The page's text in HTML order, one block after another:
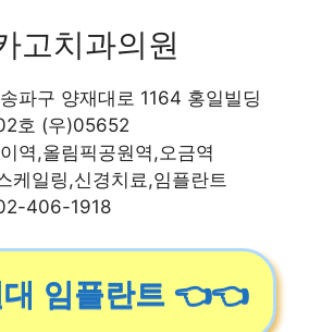
고치과의원
파구 양재대로 1164 홍일빌딩
호 (우)05652
역,올림픽공원역,오금역
케일링,신경치료,임플란트
406-1918
대 임플란트 👈👈